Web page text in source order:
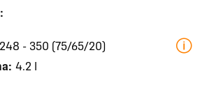
:
248 - 350 (75/65/20)
4.2 l